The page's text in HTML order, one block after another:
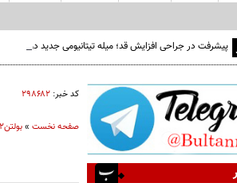
پیشرفت در جراحی افزایش قد؛ میله تیتانیومی جدید دوره
کد خبر: ۲۹۸۶۸۲
صفحه نخست»بولتن2